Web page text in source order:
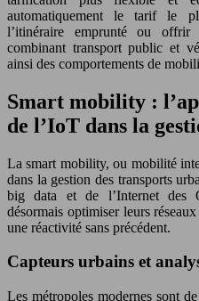
automatiquement le tarif le
l’itinéraire emprunté ou
combinant transport public et
ainsi des comportements de
Smart mobility :
de l’IoT dans la
La smart mobility, ou mobilité
dans la gestion des transports
big data et de l’Internet des
désormais optimiser leurs
une réactivité sans précédent.
Capteurs urbains et
Les métropoles modernes sont